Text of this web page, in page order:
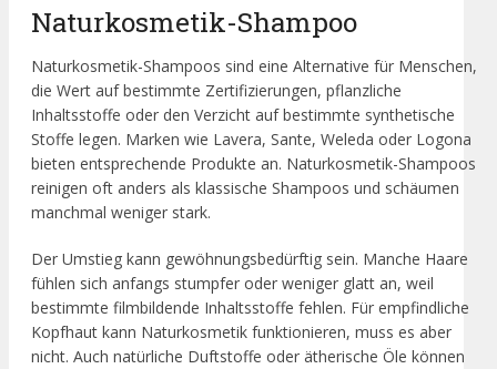
Naturkosmetik-Shampoo
Naturkosmetik-Shampoos sind eine Alternative für Menschen,
die Wert auf bestimmte Zertifizierungen, pflanzliche
Inhaltsstoffe oder den Verzicht auf bestimmte synthetische
Stoffe legen. Marken wie Lavera, Sante, Weleda oder Logona
bieten entsprechende Produkte an. Naturkosmetik-Shampoos
reinigen oft anders als klassische Shampoos und schäumen
manchmal weniger stark.
Der Umstieg kann gewöhnungsbedürftig sein. Manche Haare
fühlen sich anfangs stumpfer oder weniger glatt an, weil
bestimmte filmbildende Inhaltsstoffe fehlen. Für empfindliche
Kopfhaut kann Naturkosmetik funktionieren, muss es aber
nicht. Auch natürliche Duftstoffe oder ätherische Öle können